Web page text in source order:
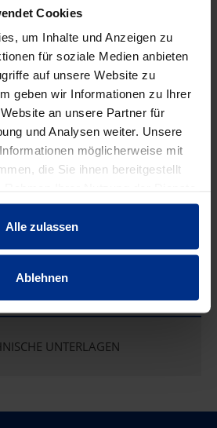
Cookies
um Inhalte und Anzeigen zu
für soziale Medien anbieten
auf unsere Website zu
geben wir Informationen zu Ihrer
an unsere Partner für
und Analysen weiter. Unsere
möglicherweise mit
die Sie ihnen bereitgestellt
Alle zulassen
Ablehnen
PLUS
Stück
AAJ
EIGENSCHAFTEN
UNTERLAGEN